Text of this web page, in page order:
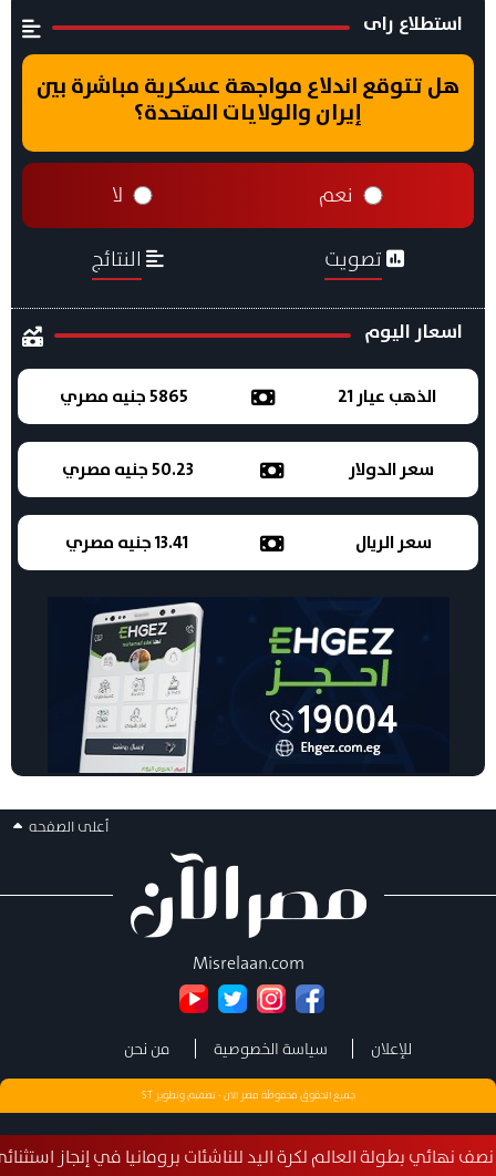
لكرة اليد للناشئات برومانيا في إنجاز استثنائي بعد الفوز على
استطلاع راى
هل تتوقع اندلاع مواجهة عسكرية مباشرة بين
إيران والولايات المتحدة؟
نعم لا
تصويت النتائج
اسعار اليوم
الذهب عيار 21 5865 جنيه مصري
سعر الدولار 50.23 جنيه مصري
سعر الريال 13.41 جنيه مصري
أعلى الصفحه
Misrelaan.com
للإعلان سياسة الخصوصية من نحن
جميع الحقوق محفوظة مصر الان - تصميم وتطويرST